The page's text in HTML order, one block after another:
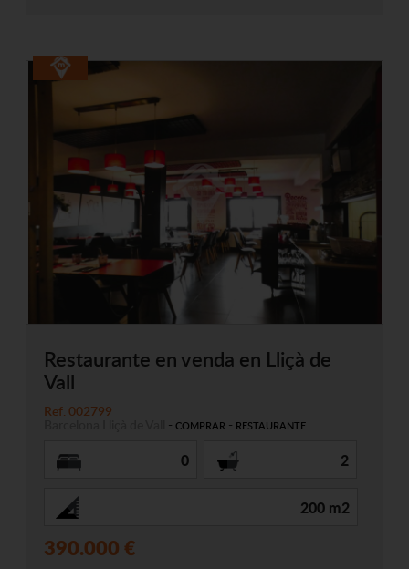
Restaurante en venda en Lliçà de
Vall
Ref. 002799
- COMPRAR - RESTAURANTE
0 2
200 m2
390.000 €